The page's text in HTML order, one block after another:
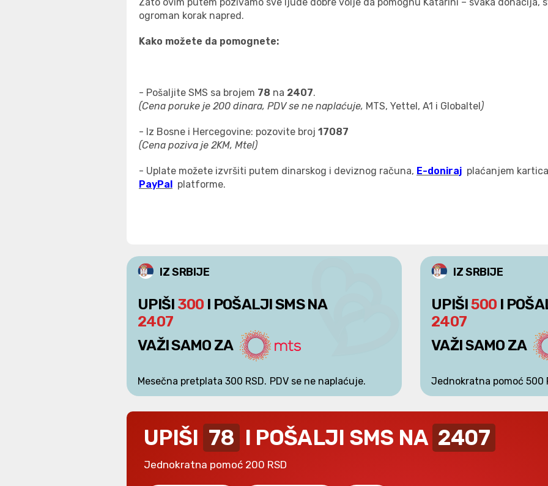
ogroman korak napred.
Kako možete da pomognete:
- Pošaljite SMS sa brojem 78 na 2407.
(Cena poruke je 200 dinara, PDV se ne naplaćuje, MTS, Yettel, A1 i Globaltel)
- Iz Bosne i Hercegovine: pozovite broj 17087
(Cena poziva je 2KM, Mtel)
- Uplate možete izvršiti putem dinarskog i deviznog računa, E-doniraj plaćanjem
PayPal platforme.
IZ SRBIJE
UPIŠI 300 I POŠALJI SMS NA
2407
VAŽI SAMO ZA
Mesečna pretplata 300 RSD. PDV se ne naplaćuje.
IZ SRBIJE
UPIŠI500 I
2407
VAŽI SAMO ZA
Jednokratna pomoć 500
UPIŠI 78 I POŠALJI SMS NA 2407
Jednokratna pomoć 200 RSD